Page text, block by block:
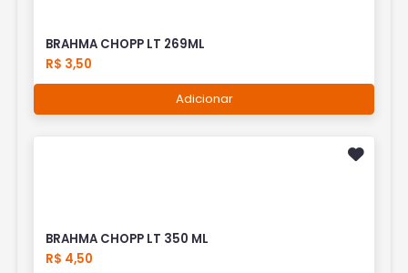
BRAHMA CHOPP LT 269ML
R$ 3,50
Adicionar
BRAHMA CHOPP LT 350 ML
R$ 4,50